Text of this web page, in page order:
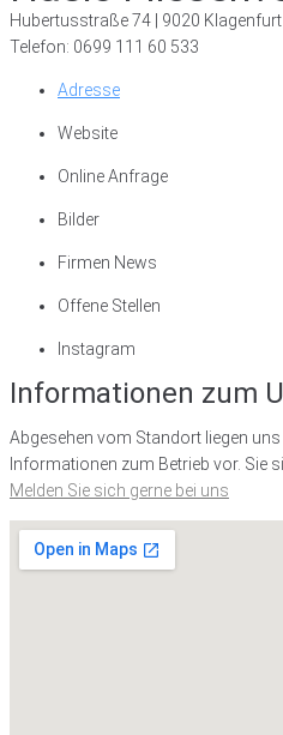
Hubertusstraße 74 | 9020 Klagenfurt
Telefon: 0699 111 60 533
Adresse
Website
Online Anfrage
Bilder
Firmen News
Offene Stellen
Instagram
Informationen zum
Abgesehen vom Standort liegen uns
Informationen zum Betrieb vor. Sie
Melden Sie sich gerne bei uns